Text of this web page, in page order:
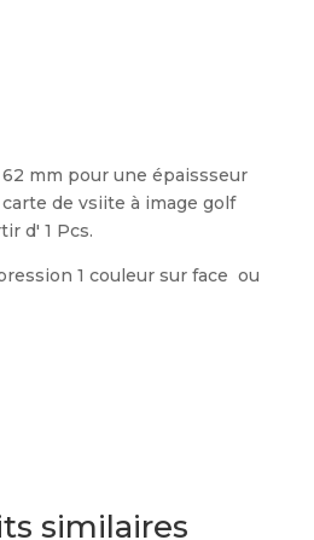
mm pour une épaissseur
de vsiite à image golf
d' 1 Pcs.
1 couleur sur face ou
similaires